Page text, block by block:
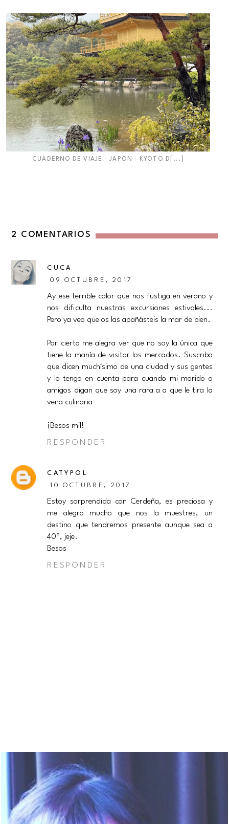
CUADERNO DE VIAJE - JAPON - KYOTO D[...]
2 COMENTARIOS
CUCA
09 OCTUBRE, 2017
Ay ese terrible calor que nos fustiga en verano y
nos dificulta nuestras excursiones estivales...
Pero ya veo que os las apañásteis la mar de bien.
Por cierto me alegra ver que no soy la única que
tiene la manía de visitar los mercados. Suscribo
que dicen muchísimo de una ciudad y sus gentes
y lo tengo en cuenta para cuando mi marido o
amigos digan que soy una rara a a que le tira la
vena culinaria
¡Besos mil!
RESPONDER
CATYPOL
10 OCTUBRE, 2017
Estoy sorprendida con Cerdeña, es preciosa y
me alegro mucho que nos la muestres, un
destino que tendremos presente aunque sea a
40º, jeje.
Besos
RESPONDER